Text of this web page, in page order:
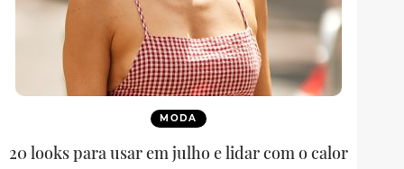
MODA
20 looks para usar em julho e lidar com o calor